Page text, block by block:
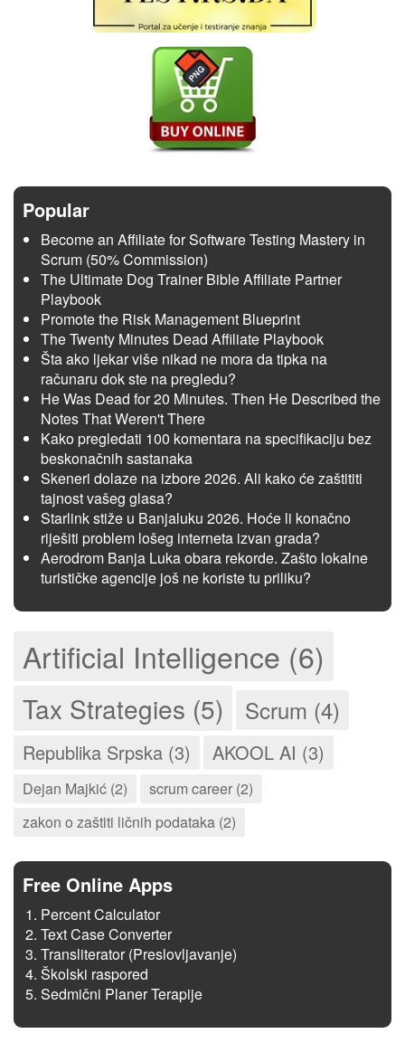
Popular
Become an Affiliate for Software Testing Mastery in
Scrum (50% Commission)
The Ultimate Dog Trainer Bible Affiliate Partner
Playbook
Promote the Risk Management Blueprint
The Twenty Minutes Dead Affiliate Playbook
Šta ako ljekar više nikad ne mora da tipka na
računaru dok ste na pregledu?
He Was Dead for 20 Minutes. Then He Described the
Notes That Weren't There
Kako pregledati 100 komentara na specifikaciju bez
beskonačnih sastanaka
Skeneri dolaze na izbore 2026. Ali kako će zaštititi
tajnost vašeg glasa?
Starlink stiže u Banjaluku 2026. Hoće li konačno
riješiti problem lošeg interneta izvan grada?
Aerodrom Banja Luka obara rekorde. Zašto lokalne
turističke agencije još ne koriste tu priliku?
Artificial Intelligence (6)
Tax Strategies (5) Scrum (4)
Republika Srpska (3) AKOOL AI (3)
Dejan Majkić (2)
scrum career (2)
zakon o zaštiti ličnih podataka (2)
Free Online Apps
Percent Calculator
Text Case Converter
Transliterator (Preslovljavanje)
Školski raspored
Sedmični Planer Terapije